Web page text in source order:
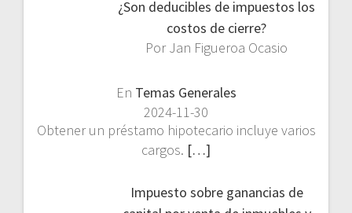
¿Son deducibles de impuestos los
costos de cierre?
Por Jan Figueroa Ocasio
En Temas Generales
2024-11-30
Obtener un préstamo hipotecario incluye varios
cargos. […]
Impuesto sobre ganancias de